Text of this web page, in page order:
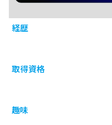
経歴
取得資格
趣味